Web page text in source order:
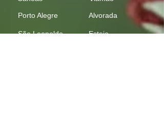
Porto Alegre
São Leopoldo
Alvorada
Esteio